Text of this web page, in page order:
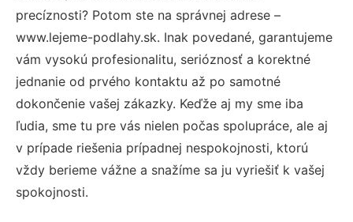
precíznosti? Potom ste na správnej adrese –
www.lejeme-podlahy.sk. Inak povedané, garantujeme
vám vysokú profesionalitu, serióznosť a korektné
jednanie od prvého kontaktu až po samotné
dokončenie vašej zákazky. Keďže aj my sme iba
ľudia, sme tu pre vás nielen počas spolupráce, ale aj
v prípade riešenia prípadnej nespokojnosti, ktorú
vždy berieme vážne a snažíme sa ju vyriešiť k vašej
spokojnosti.